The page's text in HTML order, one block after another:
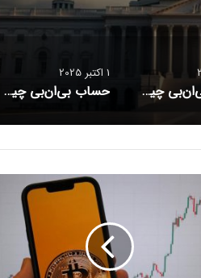
حساب بی‌ان‌بی چین هک شد؛ مراقب میم‌کوین‌های تقلبی و لینک‌های فیشینگ باشید!
1 اکتبر 2025
دوج‌کوین آماده پرواز؟ شرکت ترامپ ۲.۵ میلیون دلار در استخراج DOGE سرمایه‌گذاری کرد!